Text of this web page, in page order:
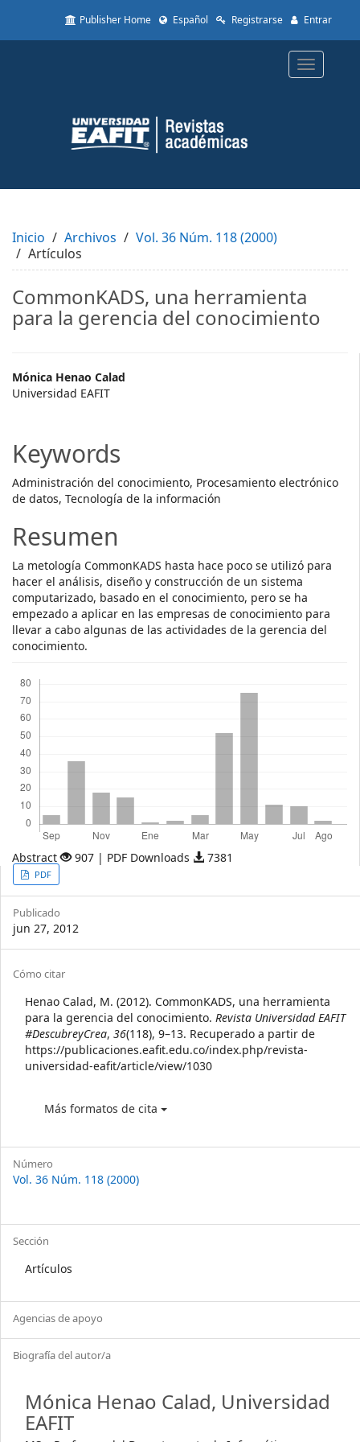
to
Content
Sidebar
Publisher Home Español Registrarse Entrar
Toggle
Inicio Archivos
Vol. 36 Núm. 118 (2000)
Artículos
CommonKADS, una herramienta
para la gerencia del conocimiento
Main
Article
Mónica Henao Calad
Universidad EAFIT
Keywords
Administración del conocimiento, Procesamiento electrónico
de datos, Tecnología de la información
Resumen
La metología CommonKADS hasta hace poco se utilizó para
hacer el análisis, diseño y construcción de un sistema
computarizado, basado en el conocimiento, pero se ha
empezado a aplicar en las empresas de conocimiento para
llevar a cabo algunas de las actividades de la gerencia del
conocimiento.
Abstract 907 | PDF Downloads 7381
Article
Sidebar
PDF
Publicado
jun 27, 2012
Article
Details
Cómo citar
Henao Calad, M. (2012). CommonKADS, una herramienta
para la gerencia del conocimiento. Revista Universidad EAFIT
#DescubreyCrea, 36(118), 9–13. Recuperado a partir de
https://publicaciones.eafit.edu.co/index.php/revista-
universidad-eafit/article/view/1030
Más formatos de cita
Número
Vol. 36 Núm. 118 (2000)
Sección
Artículos
Agencias de apoyo
Biografía del autor/a
Mónica Henao Calad, Universidad
EAFIT